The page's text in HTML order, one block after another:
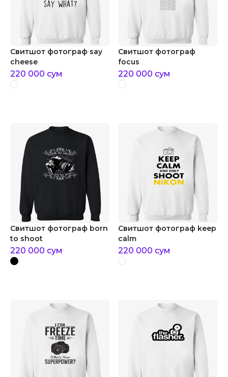
Свитшот фотограф say
cheese
220 000 сум
Свитшот фотограф
focus
220 000 сум
Свитшот фотограф born
to shoot
220 000 сум
Свитшот фотограф keep
calm
220 000 сум